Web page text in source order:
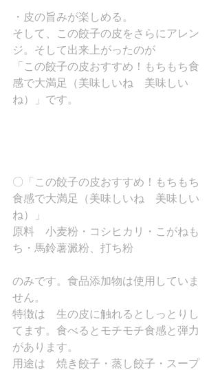
・皮の旨みが楽しめる。
そして、この餃子の皮をさらにアレン
ジ。そして出来上がったのが
「この餃子の皮おすすめ！もちもち食
感で大満足（美味しいね　美味しい
ね）」です。
〇「この餃子の皮おすすめ！もちもち
食感で大満足（美味しいね　美味しい
ね）」
原料　小麦粉・コシヒカリ・こがねも
ち・馬鈴薯澱粉、打ち粉
のみです。食品添加物は使用していま
せん。
特徴は　生の皮に触れるとしっとりし
てます。食べるとモチモチ食感と弾力
があります。
用途は　焼き餃子・蒸し餃子・スープ